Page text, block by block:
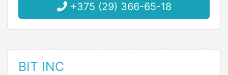
+375 (29) 366-65-18
BIT INC